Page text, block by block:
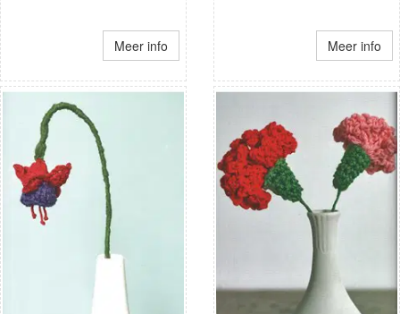
Meer info Meer info